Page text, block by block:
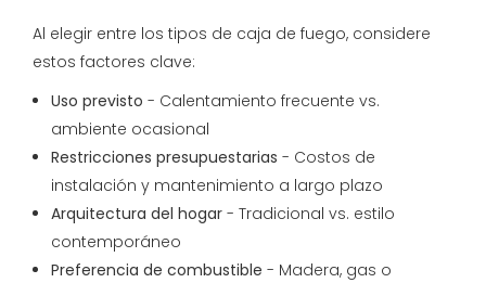
Al elegir entre los tipos de caja de fuego, considere
estos factores clave:
Uso previsto - Calentamiento frecuente vs.
ambiente ocasional
Restricciones presupuestarias - Costos de
instalación y mantenimiento a largo plazo
Arquitectura del hogar - Tradicional vs. estilo
contemporáneo
Preferencia de combustible - Madera, gas o